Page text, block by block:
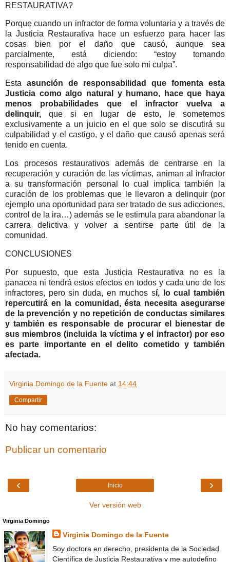
RESTAURATIVA?
Porque cuando un infractor de forma voluntaria y a través de
la Justicia Restaurativa hace un esfuerzo para hacer las
cosas bien por el daño que causó, aunque sea
parcialmente, está diciendo: “estoy tomando
responsabilidad de algo que fue solo mi culpa”.
Esta asunción de responsabilidad que fomenta esta
Justicia como algo natural y humano, hace que haya
menos probabilidades que el infractor vuelva a
delinquir, que si en lugar de esto, le sometemos
exclusivamente a un juicio en el que solo se discutirá su
culpabilidad y el castigo, y el daño que causó apenas será
tenido en cuenta.
Los procesos restaurativos además de centrarse en la
recuperación y curación de las víctimas, animan al infractor
a su transformación personal lo cual implica también la
curación de los problemas que le llevaron a delinquir (por
ejemplo una oportunidad para ser tratado de sus adicciones,
control de la ira…) además se le estimula para abandonar la
carrera delictiva y volver a sentirse parte útil de la
comunidad.
CONCLUSIONES
Por supuesto, que esta Justicia Restaurativa no es la
panacea ni tendrá estos efectos en todos y cada uno de los
infractores, pero sin duda, en muchos sí, lo cual también
repercutirá en la comunidad, ésta necesita asegurarse
de la prevención y no repetición de conductas similares
y también es responsable de procurar el bienestar de
sus miembros (incluida la víctima y el infractor) por eso
es parte importante en el delito cometido y también
afectada.
Virginia Domingo de la Fuente at 14:44
Compartir
No hay comentarios:
Publicar un comentario
‹ ›
Inicio
Ver versión web
Virginia Domingo
Virginia Domingo de la Fuente
Soy doctora en derecho, presidenta de la Sociedad
Científica de Justicia Restaurativa y me autodefino